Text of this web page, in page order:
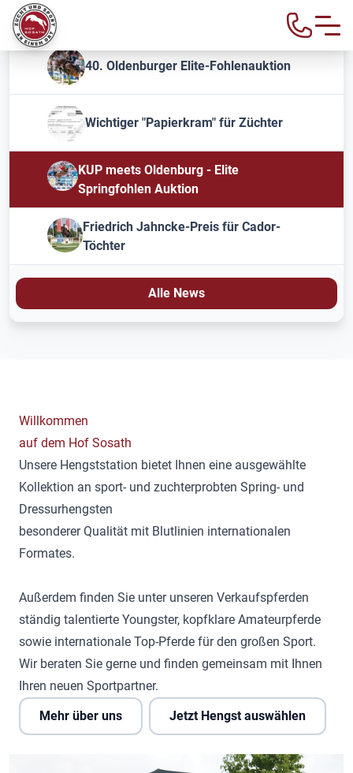
40. Oldenburger Elite-Fohlenauktion
Wichtiger "Papierkram" für Züchter
KUP meets Oldenburg - Elite
Springfohlen Auktion
Friedrich Jahncke-Preis für Cador-
Töchter
Alle News
Willkommen
auf dem Hof Sosath
Unsere Hengststation bietet Ihnen eine ausgewählte
Kollektion an sport- und zuchterprobten Spring- und
Dressurhengsten
besonderer Qualität mit Blutlinien internationalen
Formates.
Außerdem finden Sie unter unseren Verkaufspferden
ständig talentierte Youngster, kopfklare Amateurpferde
sowie internationale Top-Pferde für den großen Sport.
Wir beraten Sie gerne und finden gemeinsam mit Ihnen
Ihren neuen Sportpartner.
Mehr über uns
Jetzt Hengst auswählen